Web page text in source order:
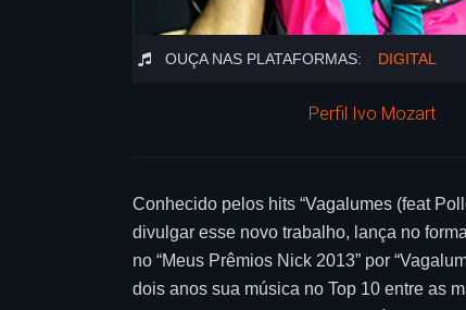
OUÇA NAS PLATAFORMAS: DIGITAL
Perfil Ivo Mozart
Conhecido pelos hits “Vagalumes (feat
divulgar esse novo trabalho, lança no
no “Meus Prêmios Nick 2013” por
dois anos sua música no Top 10 entre as